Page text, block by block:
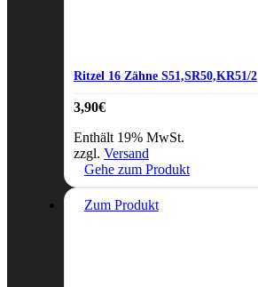
Ritzel 16 Zähne S51,SR50,KR51/2
3,90€
Enthält 19% MwSt.
zzgl. Versand
Gehe zum Produkt
Zum Produkt